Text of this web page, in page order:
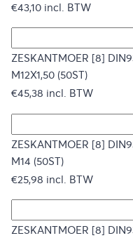
€43,10 incl. BTW
ZESKANTMOER [8]
M12X1,50 (50ST)
€45,38 incl. BTW
ZESKANTMOER [8]
M14 (50ST)
€25,98 incl. BTW
ZESKANTMOER [8]